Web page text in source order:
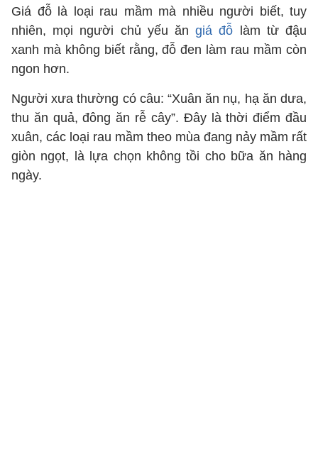
Giá đỗ là loại rau mầm mà nhiều người biết, tuy
nhiên, mọi người chủ yếu ăngiá đỗ làm từ đậu
xanh mà không biết rằng, đỗ đen làm rau mầm còn
ngon hơn.
Người xưa thường có câu: “Xuân ăn nụ, hạ ăn dưa,
thu ăn quả, đông ăn rễ cây”. Đây là thời điểm đầu
xuân, các loại rau mầm theo mùa đang nảy mầm rất
giòn ngọt, là lựa chọn không tồi cho bữa ăn hàng
ngày.